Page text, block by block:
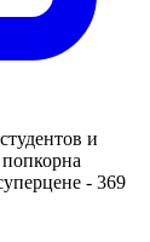
и
- 369